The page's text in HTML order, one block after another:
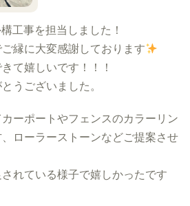
工事を担当しました！
縁に大変感謝しております
て嬉しいです！！！
うございました。
ーポートやフェンスのカラーリン
ローラーストーンなどご提案させ
れている様子で嬉しかったです